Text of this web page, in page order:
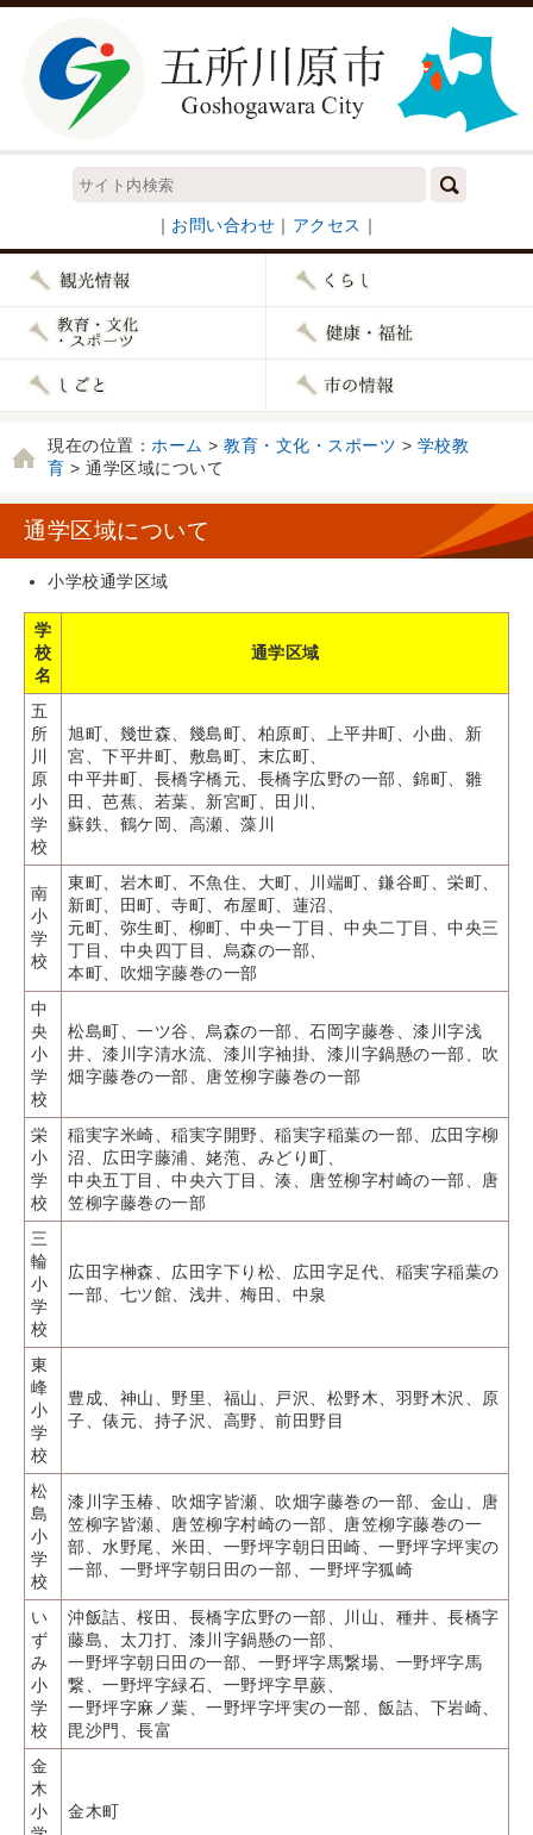
｜ お問い合わせ ｜ アクセス ｜
現在の位置： ホーム > 教育・文化・スポーツ > 学校教
育 > 通学区域について
通学区域について
小学校通学区域
学
校
名
通学区域
五
所
川
原
小
学
校
旭町、幾世森、幾島町、柏原町、上平井町、小曲、新
宮、下平井町、敷島町、末広町、
中平井町、長橋字橋元、長橋字広野の一部、錦町、雛
田、芭蕉、若葉、新宮町、田川、
蘇鉄、鶴ケ岡、高瀬、藻川
南
小
学
校
東町、岩木町、不魚住、大町、川端町、鎌谷町、栄町、
新町、田町、寺町、布屋町、蓮沼、
元町、弥生町、柳町、中央一丁目、中央二丁目、中央三
丁目、中央四丁目、烏森の一部、
本町、吹畑字藤巻の一部
中
央
小
学
校
松島町、一ツ谷、烏森の一部、石岡字藤巻、漆川字浅
井、漆川字清水流、漆川字袖掛、漆川字鍋懸の一部、吹
畑字藤巻の一部、唐笠柳字藤巻の一部
栄
小
学
校
稲実字米崎、稲実字開野、稲実字稲葉の一部、広田字柳
沼、広田字藤浦、姥萢、みどり町、
中央五丁目、中央六丁目、湊、唐笠柳字村崎の一部、唐
笠柳字藤巻の一部
三
輪
小
学
校
広田字榊森、広田字下り松、広田字足代、稲実字稲葉の
一部、七ツ館、浅井、梅田、中泉
東
峰
小
学
校
豊成、神山、野里、福山、戸沢、松野木、羽野木沢、原
子、俵元、持子沢、高野、前田野目
松
島
小
学
校
漆川字玉椿、吹畑字皆瀬、吹畑字藤巻の一部、金山、唐
笠柳字皆瀬、唐笠柳字村崎の一部、唐笠柳字藤巻の一
部、水野尾、米田、一野坪字朝日田崎、一野坪字坪実の
一部、一野坪字朝日田の一部、一野坪字狐崎
い
ず
み
小
学
校
沖飯詰、桜田、長橋字広野の一部、川山、種井、長橋字
藤島、太刀打、漆川字鍋懸の一部、
一野坪字朝日田の一部、一野坪字馬繋場、一野坪字馬
繋、一野坪字緑石、一野坪字早蕨、
一野坪字麻ノ葉、一野坪字坪実の一部、飯詰、下岩崎、
毘沙門、長富
金
木
小
金木町